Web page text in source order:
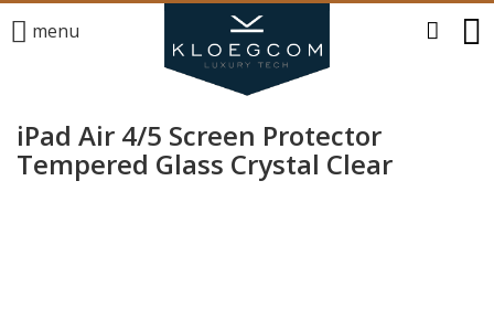
menu
iPad Air 4/5 Screen Protector
Tempered Glass Crystal Clear